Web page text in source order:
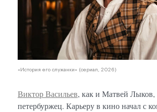
«История его служанки» (сериал, 2026)
Виктор Васильев, как и Матвей Лыков,
петербуржец. Карьеру в кино начал с